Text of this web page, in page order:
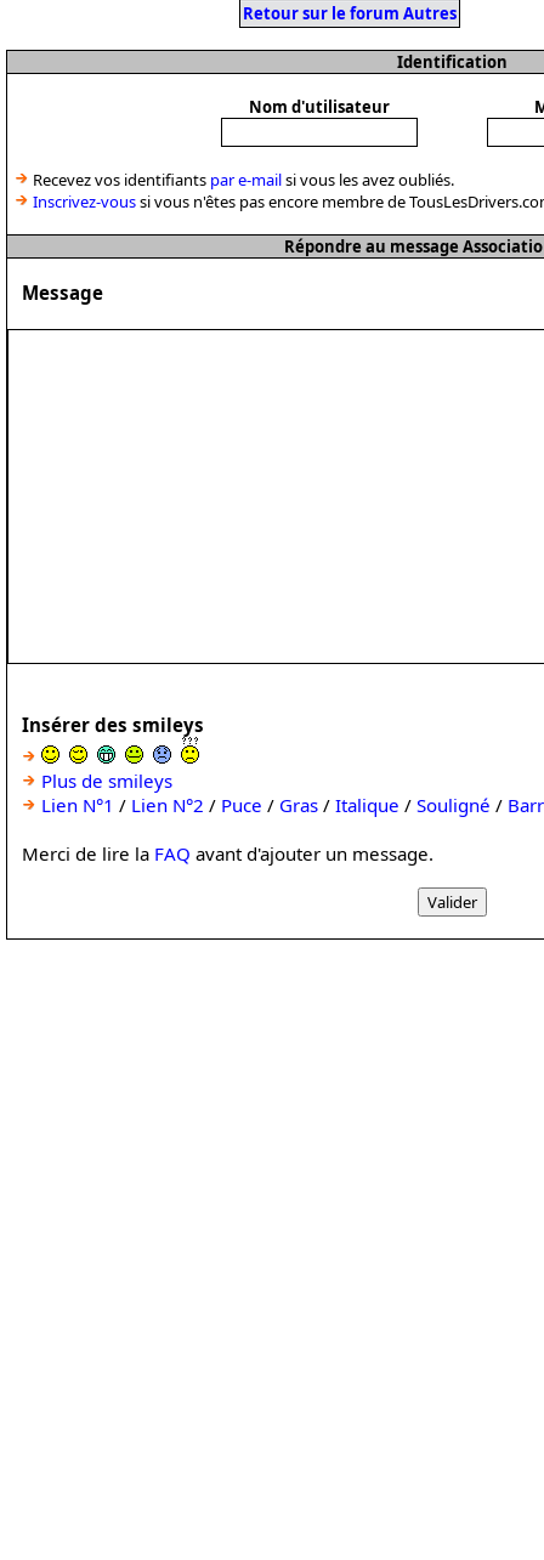
Retour sur le forum Autres
Identification
Nom d'utilisateur
Recevez vos identifiants par e-mailsi vous les avez oubliés.
Inscrivez-voussi vous n'êtes pas encore membre de
Répondre au message
Message
Insérer des smileys
Plus de smileys
Lien N°1 / Lien N°2 / Puce / Gras / Italique / Souligné /
Merci de lire la FAQ avant d'ajouter un message.